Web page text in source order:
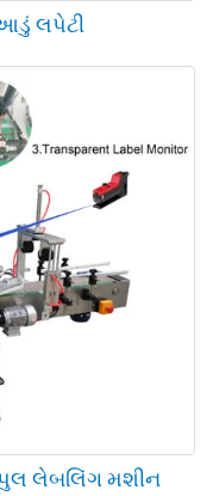
લપેટી
લેબલિંગ મશીન